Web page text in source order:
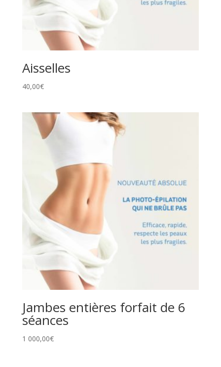
Aisselles
40,00€
Jambes entières forfait de 6
séances
1 000,00€